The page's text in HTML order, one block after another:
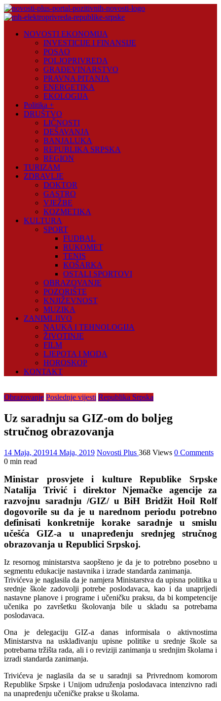
Skip
to
Plus
NOVOSTI EKONOMIJA
INVESTICIJE I FINANSIJE
POSAO
POLJOPRIVREDA
GRAĐEVINARSTVO
PRAVNA PITANJA
ENERGETIKA
EKOLOGIJA
Politika +
DRUŠTVO
LIČNOSTI
DEŠAVANJA
BANJALUKA
REPUBLIKA SRPSKA
REGION
TURIZAM
ZDRAVLJE
DOKTOR
GASTRO
VJEŽBE
KOZMETIKA
KULTURA
SPORT
FUDBAL
RUKOMET
TENIS
KOŠARKA
OSTALI SPORTOVI
OBRAZOVANJE
POZORIŠTE
KNJIŽEVNOST
MUZIKA
ZANIMLJIVO
NAUKA I TEHNOLOGIJA
ŽIVOTINJE
FILM
LJEPOTA I MODA
HOROSKOP
KONTAKT
Obrazovanje Poslednje vijesti Republika Srpska
Uz saradnju sa GIZ-om do boljeg
stručnog obrazovanja
14 Maja, 201914 Maja, 2019 Novosti Plus 368 Views 0 Comments
0 min read
Ministar prosvjete i kulture Republike Srpske
Natalija Trivić i direktor Njemačke agencije za
razvojnu saradnju /GIZ/ u BiH Bridžit Hoil Rolf
dogovorile su da je u narednom periodu potrebno
definisati konkretnije korake saradnje u smislu
učešća GIZ-a u unapređenju srednjeg stručnog
obrazovanja u Republici Srpskoj.
Iz resornog ministarstva saopšteno je da je to potrebno posebno u
segmentu edukacije nastavnika i izrade standarda zanimanja.
Trivićeva je naglasila da je namjera Ministarstva da upisna politika u
srednje škole zadovolji potrebe poslodavaca, kao i da unaprijedi
nastavne planove i programe i učeničku praksu, da bi kompetencije
učenika po završetku školovanja bile u skladu sa potrebama
poslodavaca.
Ona je delegaciju GIZ-a danas informisala o aktivnostima
Ministarstva na usklađivanju upisne politike u srednje škole sa
potrebama tržišta rada, ali i o reviziji zanimanja u srednjim školama i
izradi standarda zanimanja.
Trivićeva je naglasila da se u saradnji sa Privrednom komorom
Republike Srpske i Unijom udruženja poslodavaca intenzivno radi
na unapređenju učeničke prakse u školama.